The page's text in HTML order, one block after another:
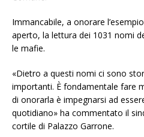
Immancabile, a onorare
aperto, la lettura dei 1031 nomi
le mafie.
«Dietro a questi nomi ci sono
importanti. È fondamentale fare
di onorarla è impegnarsi ad
quotidiano» ha commentato il
cortile di Palazzo Garrone.